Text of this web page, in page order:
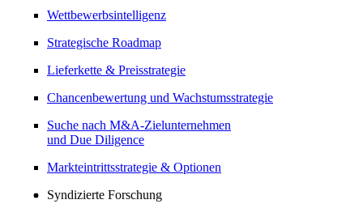
Wettbewerbsintelligenz
Strategische Roadmap
Lieferkette & Preisstrategie
Chancenbewertung und Wachstumsstrategie
Suche nach M&A-Zielunternehmen
und Due Diligence
Markteintrittsstrategie & Optionen
Syndizierte Forschung